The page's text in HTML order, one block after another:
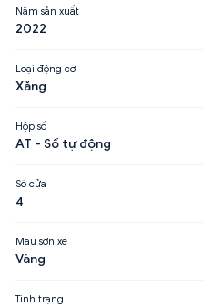
Năm sản xuất
2022
Loại động cơ
Xăng
Hộp số
AT - Số tự động
Số cửa
4
Màu sơn xe
Vàng
Tình trạng